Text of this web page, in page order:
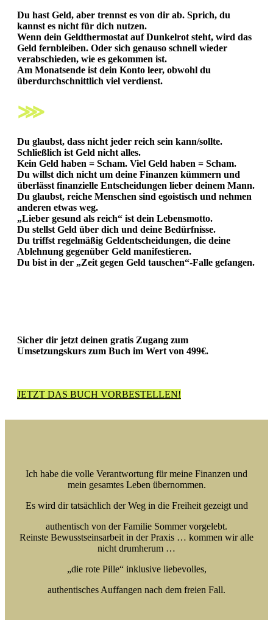
Du hast Geld, aber trennst es von dir ab. Sprich, du
kannst es nicht für dich nutzen.
Wenn dein Geldthermostat auf Dunkelrot steht, wird das
Geld fernbleiben. Oder sich genauso schnell wieder
verabschieden, wie es gekommen ist.
Am Monatsende ist dein Konto leer, obwohl du
überdurchschnittlich viel verdienst.
⋙
Du glaubst, dass nicht jeder reich sein kann/sollte.
Schließlich ist Geld nicht alles.
Kein Geld haben = Scham. Viel Geld haben = Scham.
Du willst dich nicht um deine Finanzen kümmern und
überlässt finanzielle Entscheidungen lieber deinem Mann.
Du glaubst, reiche Menschen sind egoistisch und nehmen
anderen etwas weg.
„Lieber gesund als reich“ ist dein Lebensmotto.
Du stellst Geld über dich und deine Bedürfnisse.
Du triffst regelmäßig Geldentscheidungen, die deine
Ablehnung gegenüber Geld manifestieren.
Du bist in der „Zeit gegen Geld tauschen“-Falle gefangen.
Sicher dir jetzt deinen gratis Zugang zum
Umsetzungskurs zum Buch im Wert von 499€.
JETZT DAS BUCH VORBESTELLEN!
Ich habe die volle Verantwortung für meine Finanzen und
mein gesamtes Leben übernommen.
Es wird dir tatsächlich der Weg in die Freiheit gezeigt und
authentisch von der Familie Sommer vorgelebt.
Reinste Bewusstseinsarbeit in der Praxis … kommen wir alle
nicht drumherum …
„die rote Pille“ inklusive liebevolles,
authentisches Auffangen nach dem freien Fall.